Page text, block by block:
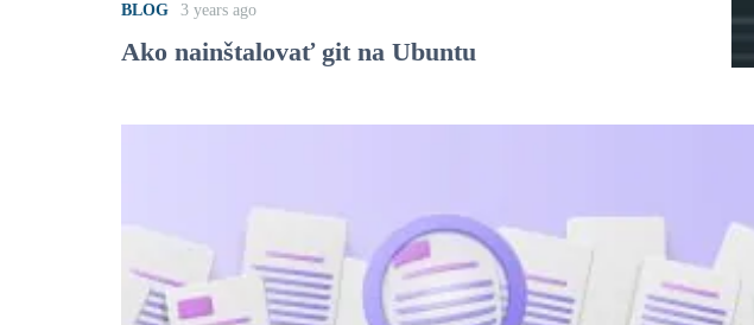
BLOG 3 years ago
Ako nainštalovať git na Ubuntu